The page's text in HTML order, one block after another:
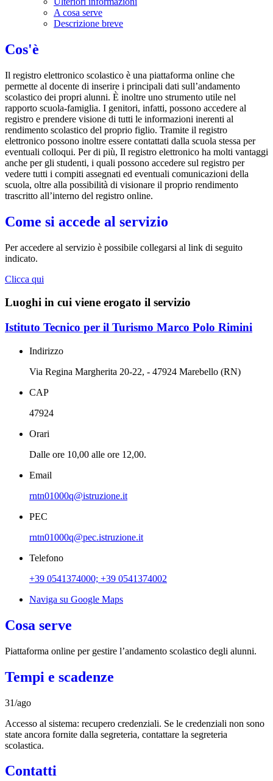
A cosa serve
Descrizione breve
Cos'è
Il registro elettronico scolastico è una piattaforma online che
permette al docente di inserire i principali dati sull’andamento
scolastico dei propri alunni. È inoltre uno strumento utile nel
rapporto scuola-famiglia. I genitori, infatti, possono accedere al
registro e prendere visione di tutti le informazioni inerenti al
rendimento scolastico del proprio figlio. Tramite il registro
elettronico possono inoltre essere contattati dalla scuola stessa per
eventuali colloqui. Per di più, Il registro elettronico ha molti vantaggi
anche per gli studenti, i quali possono accedere sul registro per
vedere tutti i compiti assegnati ed eventuali comunicazioni della
scuola, oltre alla possibilità di visionare il proprio rendimento
trascritto all’interno del registro online.
Come si accede al servizio
Per accedere al servizio è possibile collegarsi al link di seguito
indicato.
Clicca qui
Luoghi in cui viene erogato il servizio
Istituto Tecnico per il Turismo Marco Polo Rimini
Indirizzo
Via Regina Margherita 20-22, - 47924 Marebello (RN)
CAP
47924
Orari
Dalle ore 10,00 alle ore 12,00.
Email
rntn01000q@istruzione.it
PEC
rntn01000q@pec.istruzione.it
Telefono
+39 0541374000; +39 0541374002
Naviga su Google Maps
Cosa serve
Piattaforma online per gestire l’andamento scolastico degli alunni.
Tempi e scadenze
31/ago
Accesso al sistema: recupero credenziali. Se le credenziali non sono
state ancora fornite dalla segreteria, contattare la segreteria
scolastica.
Contatti